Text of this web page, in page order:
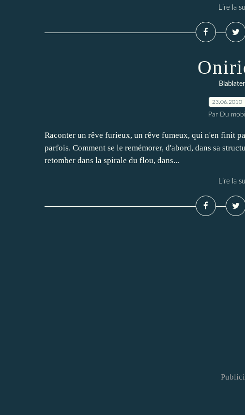
Lire la
23.06.2010
Par Du
Raconter un rêve furieux, un rêve fumeux, qui n'en finit
parfois. Comment se le remémorer, d'abord, dans sa
retomber dans la spirale du flou, dans...
Lire la